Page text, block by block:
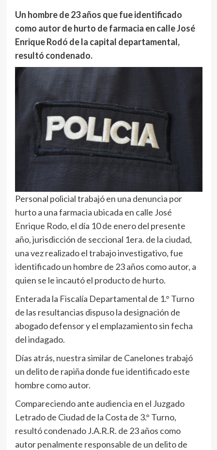
Un hombre de 23 años que fue identificado
como autor de hurto de farmacia en calle José
Enrique Rodó de la capital departamental,
resultó condenado.
Personal policial trabajó en una denuncia por
hurto a una farmacia ubicada en calle José
Enrique Rodo, el día 10 de enero del presente
año, jurisdicción de seccional 1era. de la ciudad,
una vez realizado el trabajo investigativo, fue
identificado un hombre de 23 años como autor, a
quien se le incautó el producto de hurto.
Enterada la Fiscalía Departamental de 1.° Turno
de las resultancias dispuso la designación de
abogado defensor y el emplazamiento sin fecha
del indagado.
Días atrás, nuestra similar de Canelones trabajó
un delito de rapiña donde fue identificado este
hombre como autor.
Compareciendo ante audiencia en el Juzgado
Letrado de Ciudad de la Costa de 3.° Turno,
resultó condenado J.A.R.R. de 23 años como
autor penalmente responsable de un delito de